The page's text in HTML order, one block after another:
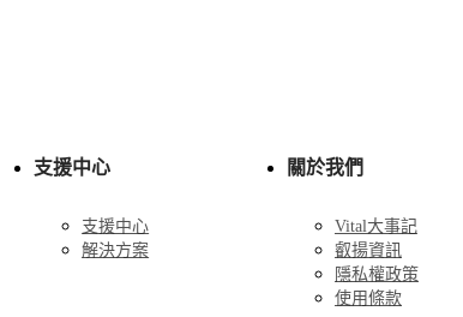
支援中心
支援中心
解決方案
關於我們
Vital大事記
叡揚資訊
隱私權政策
使用條款